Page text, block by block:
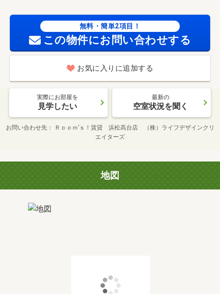
無料・簡単2項目！
この物件にお問い合わせする
お気に入りに追加する
実際にお部屋を
見学したい
最新の
空室状況を聞く
お問い合わせ先
Ｒｏｏｍ’ｓ！賃貸 浜松高台店 （株）ライフデザインクリ
エイターズ
地図